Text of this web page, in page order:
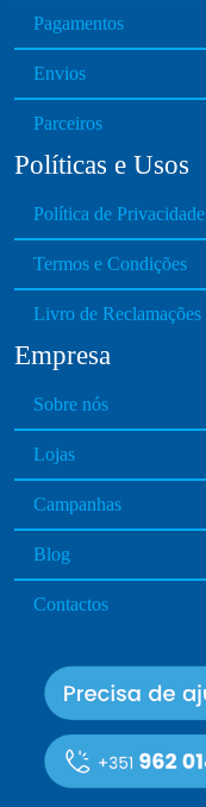
Pagamentos
Envios
Parceiros
Políticas e Usos
Política de Privacidade
Termos e Condições
Livro de Reclamações
Empresa
Sobre nós
Lojas
Campanhas
Blog
Contactos